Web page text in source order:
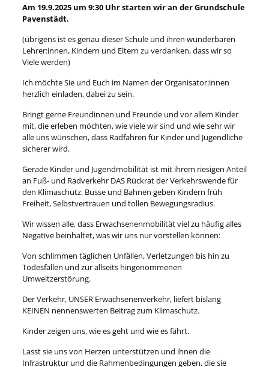
Am 19.9.2025 um 9:30 Uhr starten wir an der Grundschule
Pavenstädt.
(übrigens ist es genau dieser Schule und ihren wunderbaren
Lehrer:innen, Kindern und Eltern zu verdanken, dass wir so
Viele werden)
Ich möchte Sie und Euch im Namen der Organisator:innen
herzlich einladen, dabei zu sein.
Bringt gerne Freundinnen und Freunde und vor allem Kinder
mit, die erleben möchten, wie viele wir sind und wie sehr wir
alle uns wünschen, dass Radfahren für Kinder und Jugendliche
sicherer wird.
Gerade Kinder und Jugendmobilität ist mit ihrem riesigen Anteil
an Fuß- und Radverkehr DAS Rückrat der Verkehrswende für
den Klimaschutz. Busse und Bahnen geben Kindern früh
Freiheit, Selbstvertrauen und tollen Bewegungsradius.
Wir wissen alle, dass Erwachsenenmobilität viel zu häufig alles
Negative beinhaltet, was wir uns nur vorstellen können:
Von schlimmen täglichen Unfällen, Verletzungen bis hin zu
Todesfällen und zur allseits hingenommenen
Umweltzerstörung.
Der Verkehr, UNSER Erwachsenenverkehr, liefert bislang
KEINEN nennenswerten Beitrag zum Klimaschutz.
Kinder zeigen uns, wie es geht und wie es fährt.
Lasst sie uns von Herzen unterstützen und ihnen die
Infrastruktur und die Rahmenbedingungen geben, die sie